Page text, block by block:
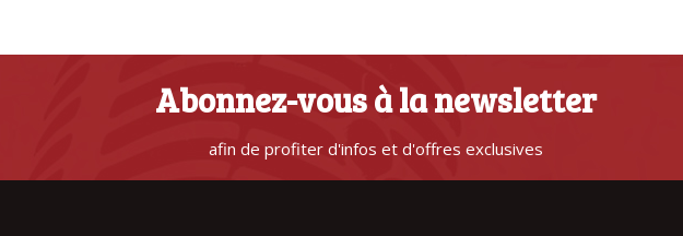
Abonnez-vous à la newsletter
afin de profiter d'infos et d'offres exclusives